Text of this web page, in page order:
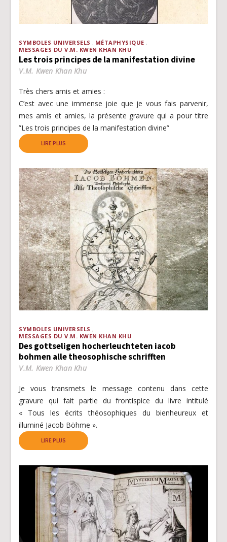
SYMBOLES UNIVERSELS
MÉTAPHYSIQUE
MESSAGES DU V.M. KWEN KHAN KHU
Les trois principes de la manifestation divine
V.M. Kwen Khan Khu
Très chers amis et amies :
C’est avec une immense joie que je vous fais parvenir,
mes amis et amies, la présente gravure qui a pour titre
”Les trois principes de la manifestation divine”
LIRE PLUS
SYMBOLES UNIVERSELS
MESSAGES DU V.M. KWEN KHAN KHU
Des gottseligen hocherleuchteten iacob
bohmen alle theosophische schrifften
V.M. Kwen Khan Khu
Je vous transmets le message contenu dans cette
gravure qui fait partie du frontispice du livre intitulé
« Tous les écrits théosophiques du bienheureux et
illuminé Jacob Böhme ».
LIRE PLUS